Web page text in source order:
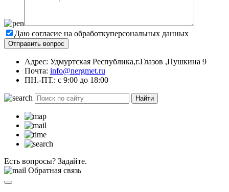
Даю согласие на обработкуперсональных данных
Адрес: Удмуртская Республика,г.Глазов ,Пушкина 9
Почта: info@nergmet.ru
ПН.-ПТ.: с 9:00 до 18:00
Найти
Есть вопросы? Задайте.
Обратная связь